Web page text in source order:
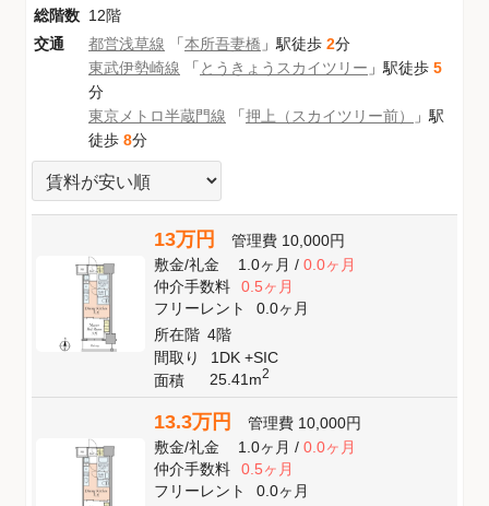
総階数 12階
交通
都営浅草線 「本所吾妻橋 」駅徒歩 2分
東武伊勢崎線 「とうきょうスカイツリー 」駅徒歩 5
分
東京メトロ半蔵門線 「押上（スカイツリー前）
」駅
徒歩 8分
13万円 管理費 10,000円
敷金/礼金 1.0ヶ月/ 0.0ヶ月
仲介手数料
0.5ヶ月
フリーレント
0.0ヶ月
所在階 4階
間取り
1DK +SIC
面積
25.41m2
13.3万円 管理費 10,000円
敷金/礼金 1.0ヶ月/ 0.0ヶ月
仲介手数料
0.5ヶ月
フリーレント
0.0ヶ月